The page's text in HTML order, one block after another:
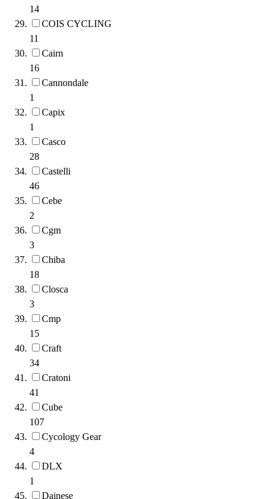
14
COIS CYCLING
11
Cairn
16
Cannondale
1
Capix
1
Casco
28
Castelli
46
Cebe
2
Cgm
3
Chiba
18
Closca
3
Cmp
15
Craft
34
Cratoni
41
Cube
107
Cycology Gear
4
DLX
1
Dainese